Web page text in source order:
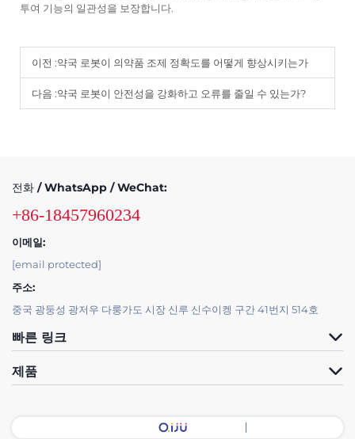
투여 기능의 일관성을 보장합니다.
이전 :약국 로봇이 의약품 조제 정확도를 어떻게 향상시키는가
다음 :약국 로봇이 안전성을 강화하고 오류를 줄일 수 있는가?
전화 / WhatsApp / WeChat:
+86-18457960234
이메일:
[email protected]
주소:
중국 광둥성 광저우 다룽가도 시장 신루 신수이켕 구간 41번지 514호
빠른 링크
제품